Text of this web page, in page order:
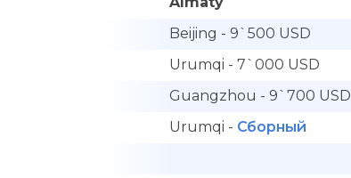
Beijing - 9`500 USD
Urumqi - 7`000 USD
Guangzhou - 9`700 USD
Urumqi - Сборный